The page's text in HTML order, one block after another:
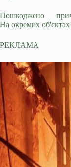
Пошкоджено
На окремих
РЕКЛАМА